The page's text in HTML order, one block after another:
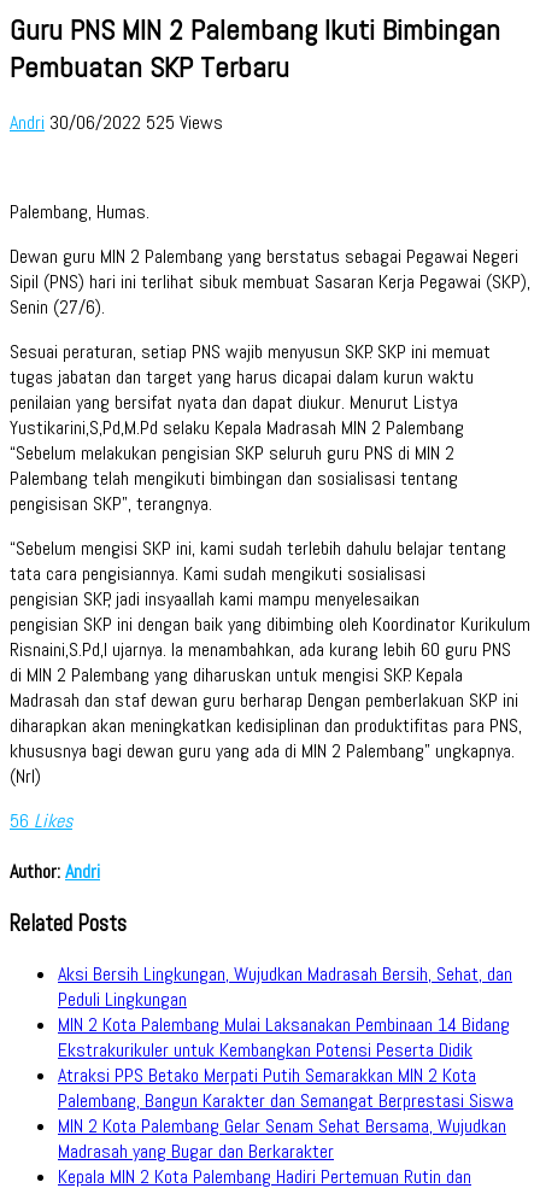
Guru PNS MIN 2 Palembang Ikuti Bimbingan
Pembuatan SKP Terbaru
Andri 30/06/2022 525 Views
Palembang, Humas.
Dewan guru MIN 2 Palembang yang berstatus sebagai Pegawai Negeri
Sipil (PNS) hari ini terlihat sibuk membuat Sasaran Kerja Pegawai (SKP),
Senin (27/6).
Sesuai peraturan, setiap PNS wajib menyusun SKP. SKP ini memuat
tugas jabatan dan target yang harus dicapai dalam kurun waktu
penilaian yang bersifat nyata dan dapat diukur. Menurut Listya
Yustikarini,S,Pd,M.Pd selaku Kepala Madrasah MIN 2 Palembang
“Sebelum melakukan pengisian SKP seluruh guru PNS di MIN 2
Palembang telah mengikuti bimbingan dan sosialisasi tentang
pengisisan SKP”, terangnya.
“Sebelum mengisi SKP ini, kami sudah terlebih dahulu belajar tentang
tata cara pengisiannya. Kami sudah mengikuti sosialisasi
pengisian SKP, jadi insyaallah kami mampu menyelesaikan
pengisian SKP ini dengan baik yang dibimbing oleh Koordinator Kurikulum
Risnaini,S.Pd,I ujarnya. Ia menambahkan, ada kurang lebih 60 guru PNS
di MIN 2 Palembang yang diharuskan untuk mengisi SKP. Kepala
Madrasah dan staf dewan guru berharap Dengan pemberlakuan SKP ini
diharapkan akan meningkatkan kedisiplinan dan produktifitas para PNS,
khususnya bagi dewan guru yang ada di MIN 2 Palembang” ungkapnya.
(Nrl)
56 Likes
Author:Andri
Related Posts
Aksi Bersih Lingkungan, Wujudkan Madrasah Bersih, Sehat, dan
Peduli Lingkungan
MIN 2 Kota Palembang Mulai Laksanakan Pembinaan 14 Bidang
Ekstrakurikuler untuk Kembangkan Potensi Peserta Didik
Atraksi PPS Betako Merpati Putih Semarakkan MIN 2 Kota
Palembang, Bangun Karakter dan Semangat Berprestasi Siswa
MIN 2 Kota Palembang Gelar Senam Sehat Bersama, Wujudkan
Madrasah yang Bugar dan Berkarakter
Kepala MIN 2 Kota Palembang Hadiri Pertemuan Rutin dan